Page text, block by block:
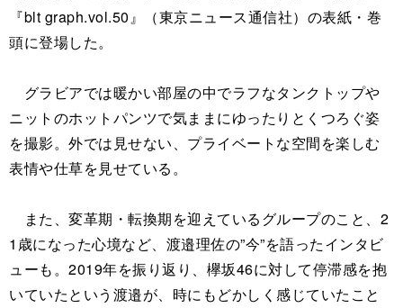
『blt graph.vol.50』（東京ニュース通信社）の表紙・巻
頭に登場した。
グラビアでは暖かい部屋の中でラフなタンクトップや
ニットのホットパンツで気ままにゆったりとくつろぐ姿
を撮影。外では見せない、プライベートな空間を楽しむ
表情や仕草を見せている。
また、変革期・転換期を迎えているグループのこと、2
1歳になった心境など、渡邉理佐の”今”を語ったインタビ
ューも。2019年を振り返り、欅坂46に対して停滞感を抱
いていたという渡邉が、時にもどかしく感じていたこと